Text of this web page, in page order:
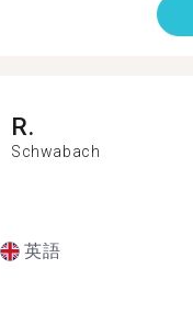
R.
Schwabach
英語